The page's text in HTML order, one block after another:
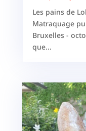
Les pains de
Matraquage
Bruxelles -
que...